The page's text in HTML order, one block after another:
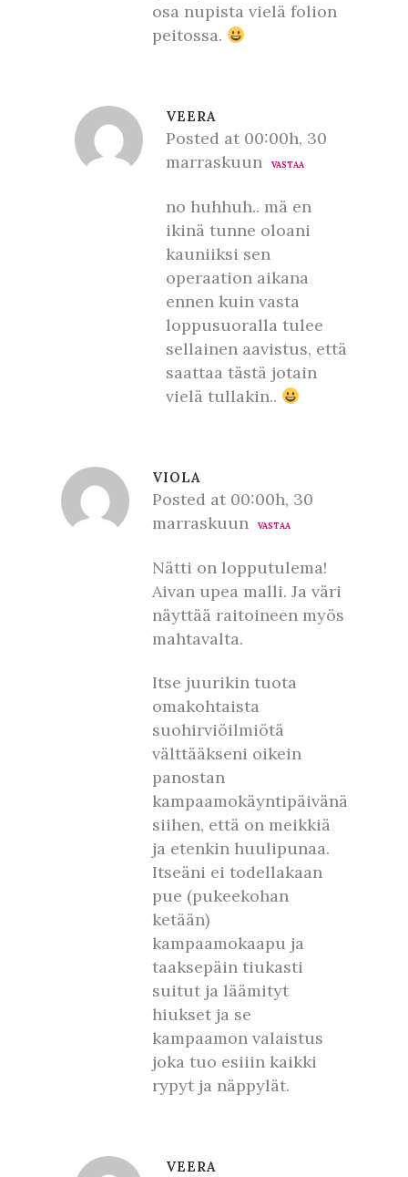
osa nupista vielä folion
peitossa.
VEERA
Posted at 00:00h, 30
marraskuun
VASTAA
no huhhuh.. mä en
ikinä tunne oloani
kauniiksi sen
operaation aikana
ennen kuin vasta
loppusuoralla tulee
sellainen aavistus, että
saattaa tästä jotain
vielä tullakin..
VIOLA
Posted at 00:00h, 30
marraskuun
VASTAA
Nätti on lopputulema!
Aivan upea malli. Ja väri
näyttää raitoineen myös
mahtavalta.
Itse juurikin tuota
omakohtaista
suohirviöilmiötä
välttääkseni oikein
panostan
kampaamokäyntipäivänä
siihen, että on meikkiä
ja etenkin huulipunaa.
Itseäni ei todellakaan
pue (pukeekohan
ketään)
kampaamokaapu ja
taaksepäin tiukasti
suitut ja läämityt
hiukset ja se
kampaamon valaistus
joka tuo esiiin kaikki
rypyt ja näppylät.
VEERA